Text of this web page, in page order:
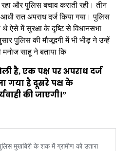
और पुलिस बचाव कराती रही। तीन
रात अपराध दर्ज किया गया। पुलिस
ऐसे में सुरक्षा के दृष्टि से विधानसभा
पुलिस की मौजूदगी में भी भीड़ ने उन्हें
मनोज साहू ने बताया कि
है, एक पक्ष पर अपराध दर्ज
गया है दूसरे पक्ष के
की जाएगी।”